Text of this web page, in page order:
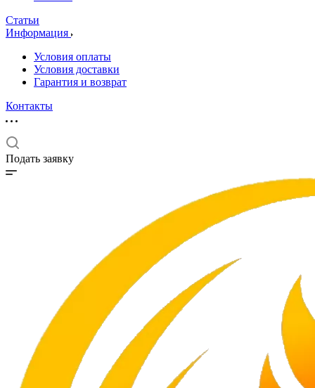
Статьи
Информация
Условия оплаты
Условия доставки
Гарантия и возврат
Контакты
Подать заявку